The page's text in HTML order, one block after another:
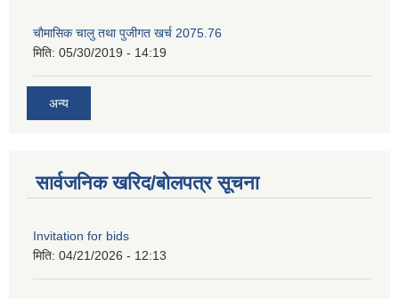
चाैमासिक चालु तथा पुजीगत खर्च 2075.76
मिति: 05/30/2019 - 14:19
अन्य
सार्वजनिक खरिद/बोलपत्र सूचना
Invitation for bids
मिति: 04/21/2026 - 12:13